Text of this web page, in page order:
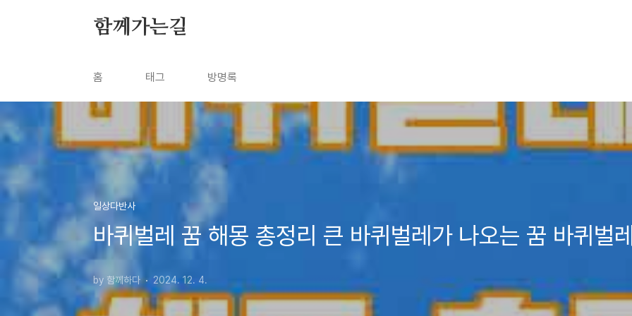
함께가는길
홈 태그 방명록
일상다반사
바퀴벌레 꿈 해몽 총정리 큰 바퀴벌레가 나오는 꿈 바퀴벌
by 함께하다 2024. 12. 4.